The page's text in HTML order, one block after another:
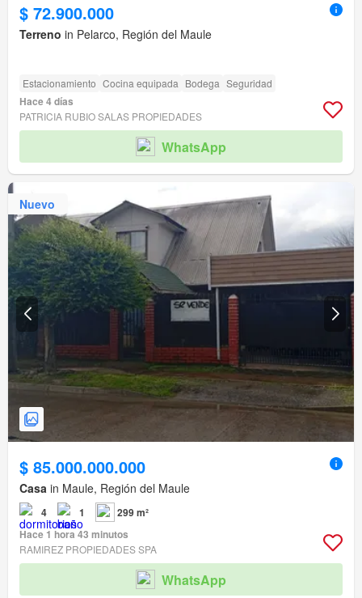
$ 72.900.000
Terreno in Pelarco, Región del Maule
Estacionamiento Cocina equipada Bodega Seguridad
Hace 4 días
PATRICIA RUBIO SALAS PROPIEDADES
WhatsApp
Nuevo
$ 85.000.000.000
Casa in Maule, Región del Maule
4 1
299 m²
Hace 1 hora 43 minutos
RAMIREZ PROPIEDADES SPA
WhatsApp